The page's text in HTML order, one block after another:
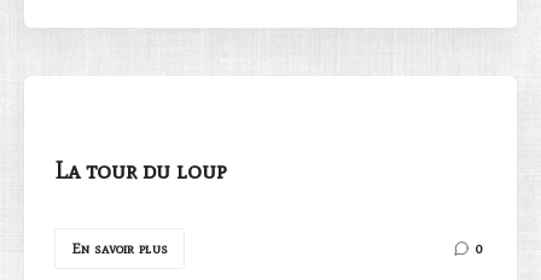
La tour du loup
En savoir plus 0